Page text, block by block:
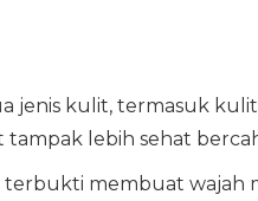
jenis kulit, termasuk
lebih sehat
membuat wajah